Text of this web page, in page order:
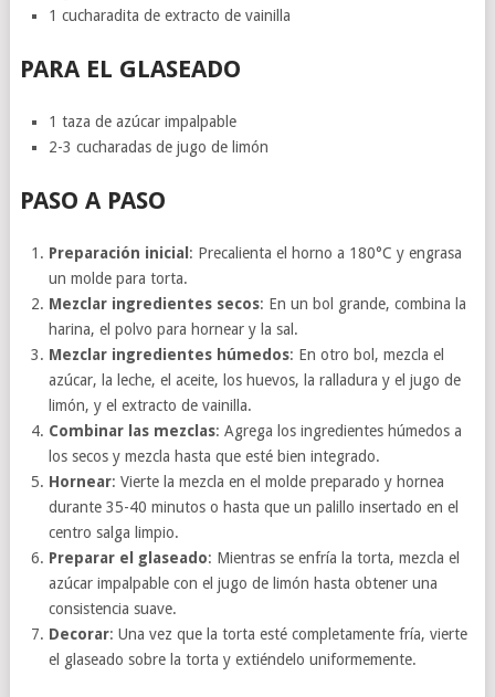
1 cucharadita de extracto de vainilla
PARA EL GLASEADO
1 taza de azúcar impalpable
2-3 cucharadas de jugo de limón
PASO A PASO
Preparación inicial : Precalienta el horno a 180°C y engrasa
un molde para torta.
Mezclar ingredientes secos: En un bol grande, combina la
harina, el polvo para hornear y la sal.
Mezclar ingredientes húmedos: En otro bol, mezcla el
azúcar, la leche, el aceite, los huevos, la ralladura y el jugo de
limón, y el extracto de vainilla.
Combinar las mezclas: Agrega los ingredientes húmedos a
los secos y mezcla hasta que esté bien integrado.
Hornear: Vierte la mezcla en el molde preparado y hornea
durante 35-40 minutos o hasta que un palillo insertado en el
centro salga limpio.
Preparar el glaseado: Mientras se enfría la torta, mezcla el
azúcar impalpable con el jugo de limón hasta obtener una
consistencia suave.
Decorar: Una vez que la torta esté completamente fría, vierte
el glaseado sobre la torta y extiéndelo uniformemente.